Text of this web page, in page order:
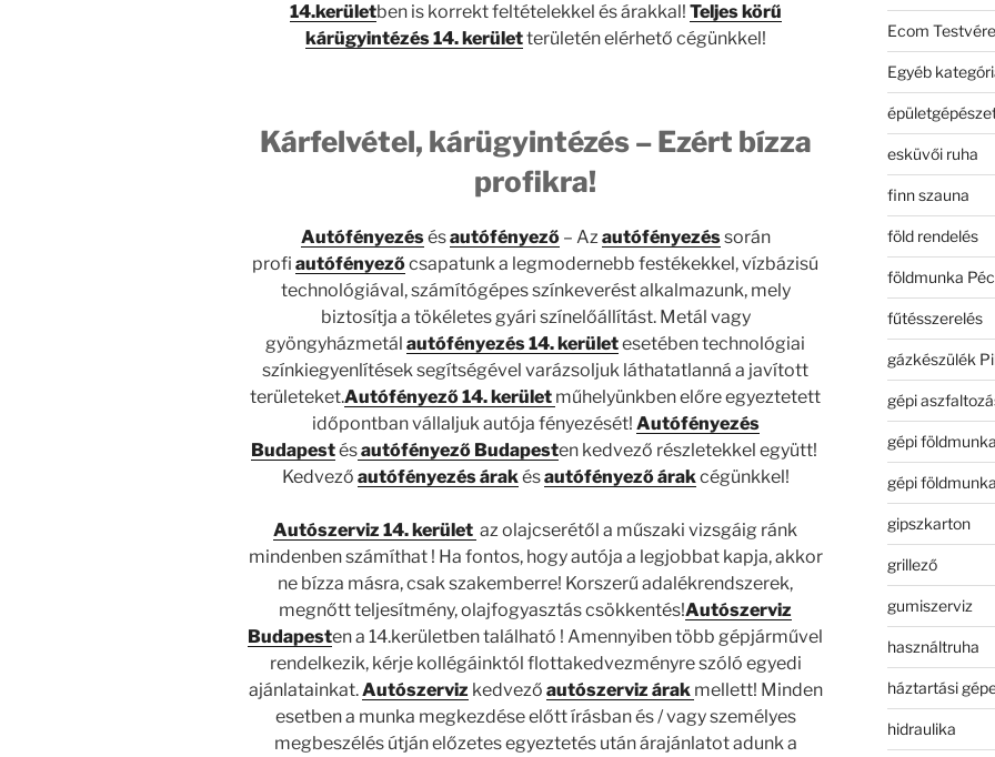
14.kerületben is korrekt feltételekkel és árakkal! Teljes körű
kárügyintézés 14. kerületterületén elérhető cégünkkel!
Kárfelvétel, kárügyintézés – Ezért bízza
profikra!
Autófényezésésautófényező– Az autófényezéssorán
profiautófényezőcsapatunk a legmodernebb festékekkel, vízbázisú
technológiával, számítógépes színkeverést alkalmazunk, mely
biztosítja a tökéletes gyári színelőállítást. Metál vagy
gyöngyházmetálautófényezés 14. kerületesetében technológiai
színkiegyenlítések segítségével varázsoljuk láthatatlanná a javított
területeket.Autófényező 14. kerület műhelyünkben előre egyeztetett
időpontban vállaljuk autója fényezését! Autófényezés
Budapestésautófényező Budapesten kedvező részletekkel együtt!
Kedvező autófényezés árak ésautófényező árak cégünkkel!
Autószerviz 14. kerület az olajcserétől a műszaki vizsgáig ránk
mindenben számíthat ! Ha fontos, hogy autója a legjobbat kapja, akkor
ne bízza másra, csak szakemberre! Korszerű adalékrendszerek,
megnőtt teljesítmény, olajfogyasztás csökkentés!Autószerviz
Budapesten a 14.kerületben található ! Amennyiben több gépjárművel
rendelkezik, kérje kollégáinktól flottakedvezményre szóló egyedi
ajánlatainkat.Autószerviz kedvező autószerviz árak mellett! Minden
esetben a munka megkezdése előtt írásban és / vagy személyes
megbeszélés útján előzetes egyeztetés után árajánlatot adunk a
Ecom
Egyéb
esküvői ruha
finn szauna
föld rendelés
földmunka
fűtésszerelés
gázkészülék
gépi
gépi földmunka
gépi
gipszkarton
grillező
gumiszerviz
használtruha
háztartási
hidraulika